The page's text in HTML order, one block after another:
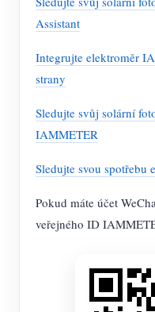
Assistant
Integrujte elektroměr
strany
Sledujte svůj solární
IAMMETER
Sledujte svou
Pokud máte účet
veřejného ID